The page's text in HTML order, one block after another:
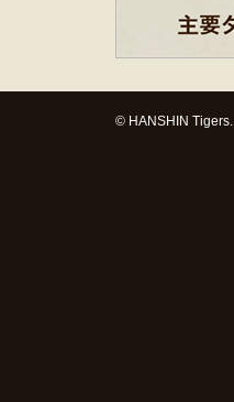
© HANSHIN Tigers.